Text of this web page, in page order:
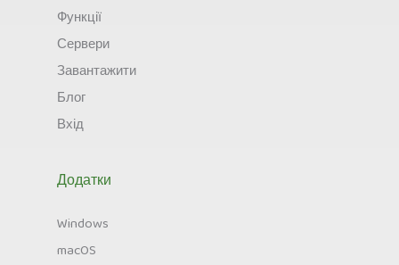
Функції
Сервери
Завантажити
Блог
Вхід
Додатки
Windows
macOS